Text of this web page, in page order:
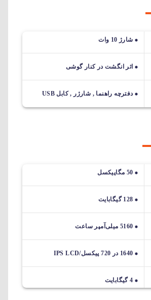
شارژ 10 وات
اثر انگشت در کنار گوشی
دفترچه راهنما , شارژر , کابل USB
50 مگاپیکسل
128 گیگابایت
5160 میلی‌آمپر ساعت
1640 در 720 پیکسل/IPS LCD
4 گیگابایت